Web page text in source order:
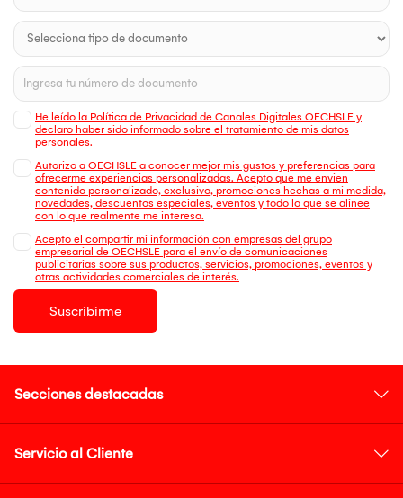
He leído la Política de Privacidad de Canales Digitales OECHSLE y
declaro haber sido informado sobre el tratamiento de mis datos
personales.
Autorizo a OECHSLE a conocer mejor mis gustos y preferencias para
ofrecerme experiencias personalizadas. Acepto que me envien
contenido personalizado, exclusivo, promociones hechas a mi medida,
novedades, descuentos especiales, eventos y todo lo que se alinee
con lo que realmente me interesa.
Acepto el compartir mi información con empresas del grupo
empresarial de OECHSLE para el envío de comunicaciones
publicitarias sobre sus productos, servicios, promociones, eventos y
otras actividades comerciales de interés.
Suscribirme
Secciones destacadas
Servicio al Cliente